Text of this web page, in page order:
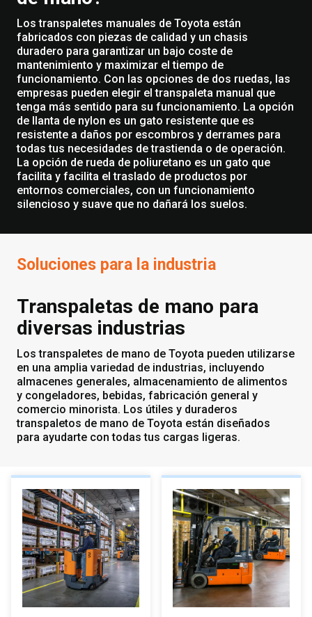
Los transpaletes manuales de Toyota están
fabricados con piezas de calidad y un chasis
duradero para garantizar un bajo coste de
mantenimiento y maximizar el tiempo de
funcionamiento. Con las opciones de dos ruedas, las
empresas pueden elegir el transpaleta manual que
tenga más sentido para su funcionamiento. La opción
de llanta de nylon es un gato resistente que es
resistente a daños por escombros y derrames para
todas tus necesidades de trastienda o de operación.
La opción de rueda de poliuretano es un gato que
facilita y facilita el traslado de productos por
entornos comerciales, con un funcionamiento
silencioso y suave que no dañará los suelos.
Soluciones para la industria
Transpaletas de mano para
diversas industrias
Los transpaletes de mano de Toyota pueden utilizarse
en una amplia variedad de industrias, incluyendo
almacenes generales, almacenamiento de alimentos
y congeladores, bebidas, fabricación general y
comercio minorista. Los útiles y duraderos
transpaletos de mano de Toyota están diseñados
para ayudarte con todas tus cargas ligeras.